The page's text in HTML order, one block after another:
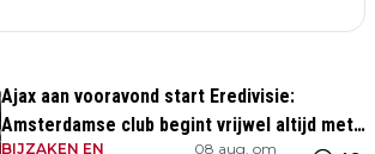
Ajax aan vooravond start Eredivisie:
Amsterdamse club begint vrijwel altijd met
BIJZAKEN EN
08 aug. om